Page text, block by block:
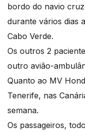
bordo do navio
durante vários dias
Cabo Verde.
Os outros 2
outro avião-
Quanto ao MV
Tenerife, nas
semana.
Os passageiros,